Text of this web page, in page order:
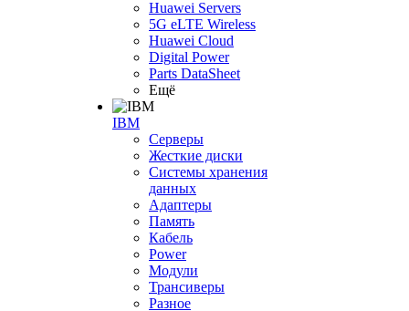
Huawei Servers
5G eLTE Wireless
Huawei Cloud
Digital Power
Parts DataSheet
Ещё
IBM
Серверы
Жесткие диски
Системы хранения
данных
Адаптеры
Память
Кабель
Power
Модули
Трансиверы
Разное